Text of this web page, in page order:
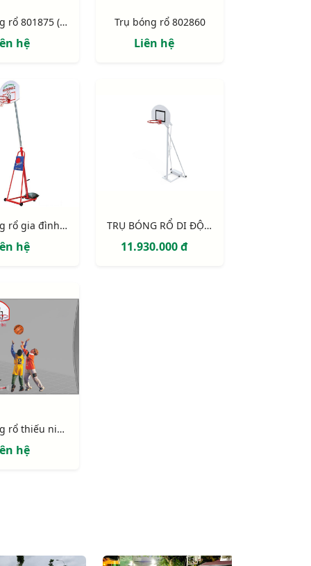
Trụ bóng rổ 801875 (BS8875)
hệ
Trụ bóng rổ 802860
Liên hệ
Trụ bóng rổ gia đình S14614
hệ
TRỤ BÓNG RỔ DI ĐỘNG S14625
11.930.000 đ
Trụ bóng rổ thiếu niên 801810 (BS810)
hệ